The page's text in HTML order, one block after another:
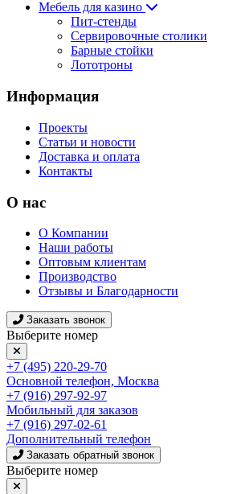
Мебель для казино
Пит-стенды
Сервировочные столики
Барные стойки
Лототроны
Информация
Проекты
Статьи и новости
Доставка и оплата
Контакты
О нас
О Компании
Наши работы
Оптовым клиентам
Производство
Отзывы и Благодарности
Заказать звонок
Выберите номер
+7 (495) 220-29-70
Основной телефон, Москва
+7 (916) 297-92-97
Мобильный для заказов
+7 (916) 297-02-61
Дополнительный телефон
Заказать обратный звонок
Выберите номер